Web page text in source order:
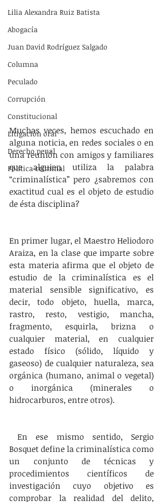
Lilia Alexandra Ruiz Batista
Abogacía
Juan David Rodríguez Salgado
Columna
Peculado
Corrupción
Constitucional
Litigación oral
Derecho penal
Política criminal
Muchas veces, hemos escuchado en
alguna noticia, en redes sociales o en
una reunión con amigos y familiares
que alguien utiliza la palabra
“criminalística” pero ¿sabremos con
exactitud cual es el objeto de estudio
de ésta disciplina?
En primer lugar, el Maestro Heliodoro
Araiza, en la clase que imparte sobre
esta materia afirma que el objeto de
estudio de la criminalística es el
material sensible significativo, es
decir, todo objeto, huella, marca,
rastro, resto, vestigio, mancha,
fragmento, esquirla, brizna o
cualquier material, en cualquier
estado físico (sólido, líquido y
gaseoso) de cualquier naturaleza, sea
orgánica (humano, animal o vegetal)
o inorgánica (minerales o
hidrocarburos, entre otros).
En ese mismo sentido, Sergio
Bosquet define la criminalística como
un conjunto de técnicas y
procedimientos científicos de
investigación cuyo objetivo es
comprobar la realidad del delito,